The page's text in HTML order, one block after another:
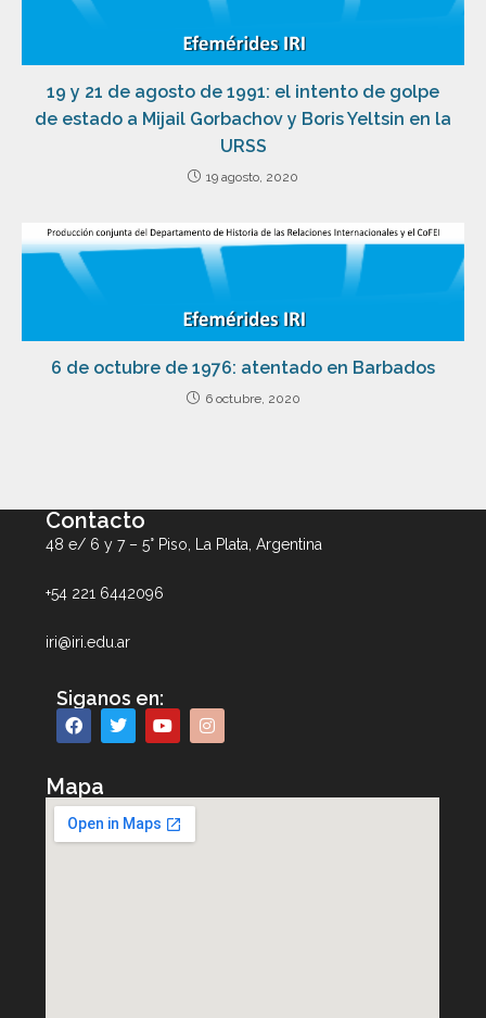
19 y 21 de agosto de 1991: el intento de golpe
de estado a Mijail Gorbachov y Boris Yeltsin en la
URSS
19 agosto, 2020
6 de octubre de 1976: atentado en Barbados
6 octubre, 2020
Contacto
48 e/ 6 y 7 – 5° Piso, La Plata, Argentina
+54 221 6442096
iri@iri.edu.ar
Siganos en:
Mapa